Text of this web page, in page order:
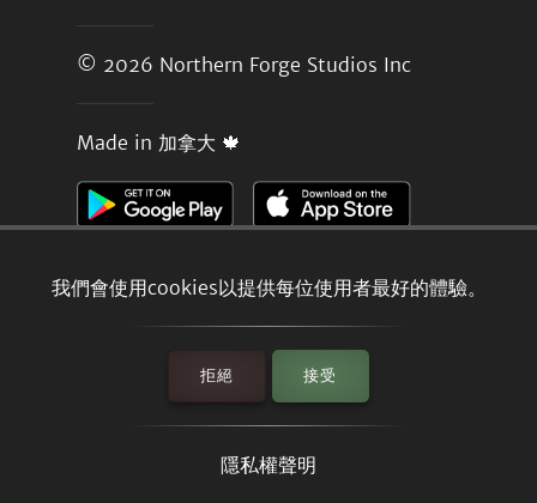
我們會使用cookies以提供每位使用者最好的體驗。
拒絕 接受
隱私權聲明
© 2026 Northern Forge Studios Inc
Made in 加拿大 🍁